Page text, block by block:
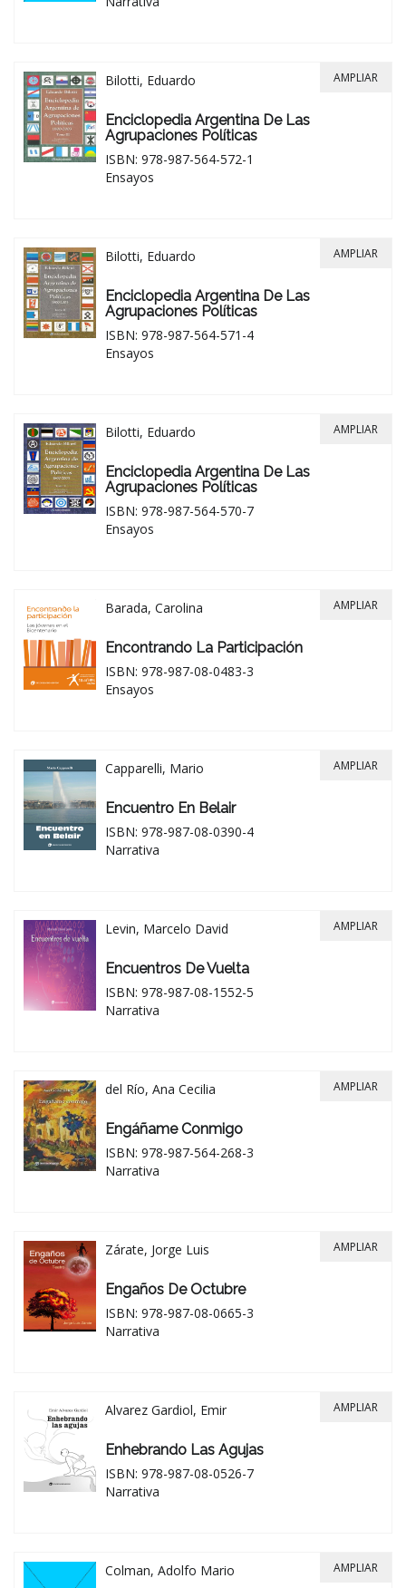
Bilotti, Eduardo
Enciclopedia Argentina De Las
Agrupaciones Políticas
ISBN: 978-987-564-572-1
Ensayos
AMPLIAR
Bilotti, Eduardo
Enciclopedia Argentina De Las
Agrupaciones Políticas
ISBN: 978-987-564-571-4
Ensayos
AMPLIAR
Bilotti, Eduardo
Enciclopedia Argentina De Las
Agrupaciones Políticas
ISBN: 978-987-564-570-7
Ensayos
AMPLIAR
Barada, Carolina
Encontrando La Participación
ISBN: 978-987-08-0483-3
Ensayos
AMPLIAR
Capparelli, Mario
Encuentro En Belair
ISBN: 978-987-08-0390-4
Narrativa
AMPLIAR
Levin, Marcelo David
Encuentros De Vuelta
ISBN: 978-987-08-1552-5
Narrativa
AMPLIAR
del Río, Ana Cecilia
Engáñame Conmigo
ISBN: 978-987-564-268-3
Narrativa
AMPLIAR
Zárate, Jorge Luis
Engaños De Octubre
ISBN: 978-987-08-0665-3
Narrativa
AMPLIAR
Alvarez Gardiol, Emir
Enhebrando Las Agujas
ISBN: 978-987-08-0526-7
Narrativa
AMPLIAR
Colman, Adolfo Mario AMPLIAR